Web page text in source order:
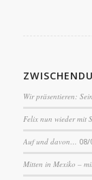
Wir präsentieren:
Felix nun wieder mit
Auf und davon… 08/
Mitten in Mexiko –